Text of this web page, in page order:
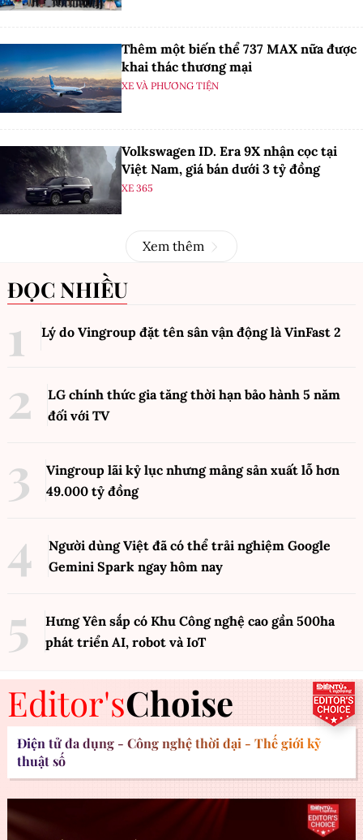
Thêm một biến thể 737 MAX nữa được
khai thác thương mại
XE VÀ PHƯƠNG TIỆN
Volkswagen ID. Era 9X nhận cọc tại
Việt Nam, giá bán dưới 3 tỷ đồng
XE 365
Xem thêm
ĐỌC NHIỀU
Lý do Vingroup đặt tên sân vận động là VinFast 2
LG chính thức gia tăng thời hạn bảo hành 5 năm
đối với TV
Vingroup lãi kỷ lục nhưng mảng sản xuất lỗ hơn
49.000 tỷ đồng
Người dùng Việt đã có thể trải nghiệm Google
Gemini Spark ngay hôm nay
Hưng Yên sắp có Khu Công nghệ cao gần 500ha
phát triển AI, robot và IoT
Editor'sChoise
Điện tử đa dụng - Công nghệ thời đại - Thế giới kỹ
thuật số